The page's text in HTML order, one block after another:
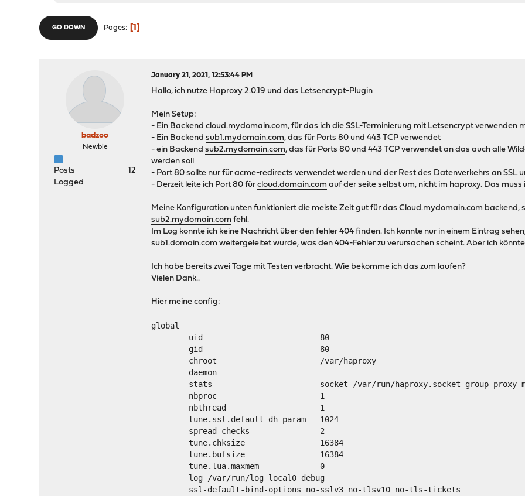
GO DOWN Pages 1
badzoo
Newbie
Posts
12
Logged
January 21, 2021, 12:53:44 PM
Hallo, ich nutze Haproxy 2.0.19 und das Letsencrypt-Plugin
Mein Setup:
- Ein Backendcloud.mydomain.com, für das ich die SSL-Terminierung mit Letsencrypt verwenden
- Ein Backendsub1.mydomain.com, das für Ports 80 und 443 TCP verwendet
- ein Backendsub2.mydomain.com, das für Ports 80 und 443 TCP verwendet an das auch alle
werden soll
- Port 80 sollte nur für acme-redirects verwendet werden und der Rest des Datenverkehrs an SSL
- Derzeit leite ich Port 80 fürcloud.domain.com auf der seite selbst um, nicht im haproxy. Das muss
Meine Konfiguration unten funktioniert die meiste Zeit gut für dasCloud.mydomain.com backend,
sub2.mydomain.com fehl.
Im Log konnte ich keine Nachricht über den fehler 404 finden. Ich konnte nur in einem Eintrag
sub1.domain.com weitergeleitet wurde, was den 404-Fehler zu verursachen scheint. Aber ich
Ich habe bereits zwei Tage mit Testen verbracht. Wie bekomme ich das zum laufen?
Vielen Dank..
Hier meine config:
global
uid                         80
gid                         80
chroot                      /var/haproxy
daemon
stats                       socket /var/run/haproxy.socket group proxy
nbproc                      1
nbthread                    1
tune.ssl.default-dh-param   1024
spread-checks               2
tune.chksize                16384
tune.bufsize                16384
tune.lua.maxmem             0
log /var/run/log local0 debug
ssl-default-bind-options no-sslv3 no-tlsv10 no-tls-tickets